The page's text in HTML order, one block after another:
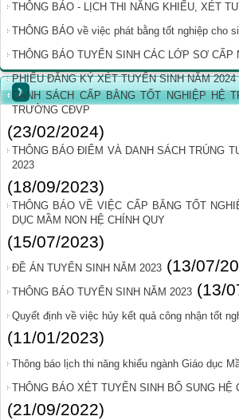
THÔNG BÁO - LỊCH THI NĂNG KHIẾU, XÉT
THÔNG BÁO về việc phát bằng tốt nghiệp cho
THÔNG BÁO TUYỂN SINH CÁC LỚP SƠ CẤP
PHIẾU ĐĂNG KÝ XÉT TUYỂN SINH NĂM 2024
DANH SÁCH CẤP BẰNG TỐT NGHIỆP HỆ
TRƯỜNG CĐVP
(23/02/2024)
THÔNG BÁO ĐIỂM VÀ DANH SÁCH TRÚNG
2023
(18/09/2023)
THÔNG BÁO VỀ VIỆC CẤP BĂNG TỐT
DỤC MẦM NON HỆ CHÍNH QUY
(15/07/2023)
ĐỀ ÁN TUYỂN SINH NĂM 2023 (13/07/
THÔNG BÁO TUYỂN SINH NĂM 2023 (13/
Quyết định về việc hủy kết quả công nhận tốt
(11/01/2023)
Thông báo lịch thi năng khiếu ngành Giáo dục
THÔNG BÁO XÉT TUYỂN SINH BỔ SUNG
(21/09/2022)